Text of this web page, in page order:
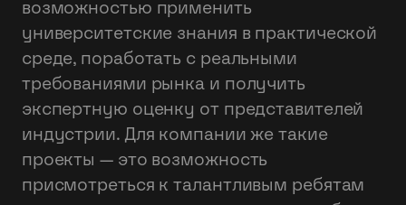
возможностью применить
университетские знания в практической
среде, поработать с реальными
требованиями рынка и получить
экспертную оценку от представителей
индустрии. Для компании же такие
проекты — это возможность
присмотреться к талантливым ребятам